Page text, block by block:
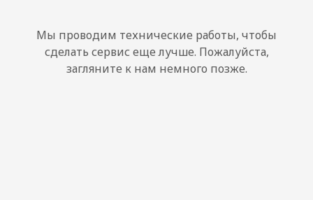
Мы проводим технические работы, чтобы
сделать сервис еще лучше. Пожалуйста,
загляните к нам немного позже.